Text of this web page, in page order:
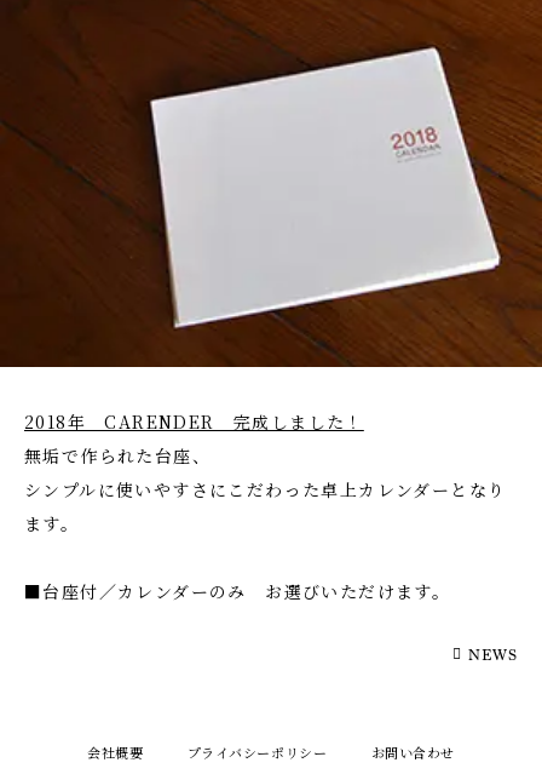
2018年 CARENDER 完成しました！
無垢で作られた台座、
シンプルに使いやすさにこだわった卓上カレンダーとなり
ます。
■台座付／カレンダーのみ お選びいただけます。
NEWS
会社概要 プライバシーポリシー お問い合わせ